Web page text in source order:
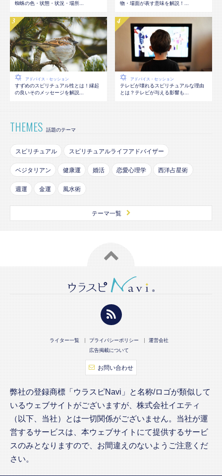
蜘蛛の色・状態・状況・場所...
物・場面が表す意味を解説！...
アドバイス・セッション
すずめのスピリチュアル性とは！縁起
の良いそのメッセージを解説...
アドバイス・セッション
テレビが壊れるスピリチュアルな理由
とは？テレビが与える影響も...
THEMES 話題のテーマ
スピリチュアル スピリチュアルライフアドバイザー
ベジタリアン 健康運 婚活 恋愛心理学 西洋占星術
週運 金運 風水術
テーマ一覧
ライター一覧 プライバシーポリシー
運営会社
広告掲載について
お問い合わせ
弊社の登録商標「ウラスピNavi」と名称/ロゴが類似して
いるウェブサイトがございますが、株式会社イエティ
（以下、当社）とは一切関係がございません。当社が運
営するサービスは、本ウェブサイトにて提供するサービ
スのみとなりますので、お間違えのないようご注意くだ
さい。